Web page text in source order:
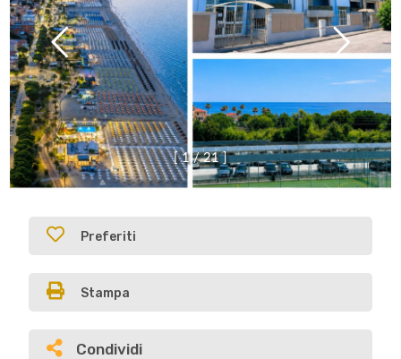
[ 1 / 21 ]
Preferiti
Stampa
Condividi